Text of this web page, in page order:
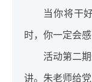
当你将干
时，你一定会
活动第二
讲。朱老师给